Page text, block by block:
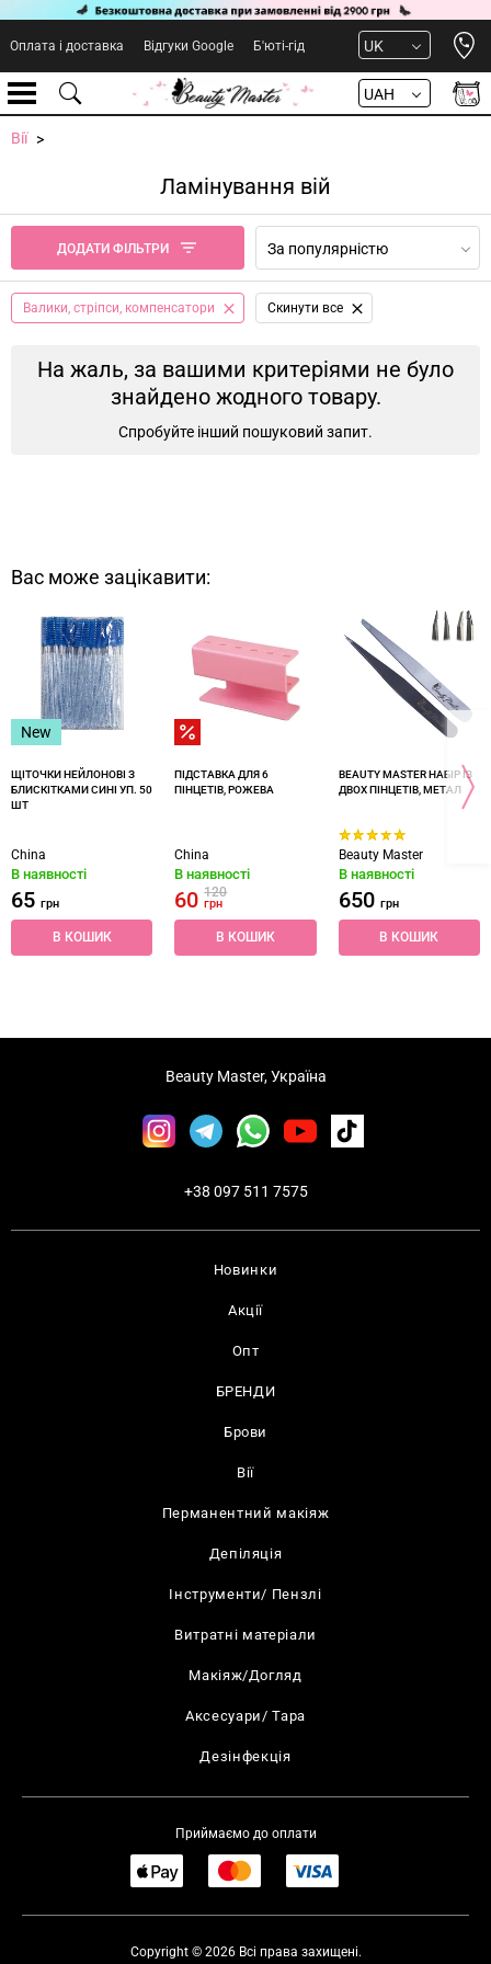
Оплата і доставка Відгуки Google Б'юті-гід UK
UAH
Вії
Ламінування вій
ДОДАТИ ФІЛЬТРИ За популярністю
Валики, стріпси, компенсатори Cкинути все
На жаль, за вашими критеріями не було
знайдено жодного товару.
Спробуйте інший пошуковий запит.
Вас може зацікавити:
New
ЩІТОЧКИ НЕЙЛОНОВІ З
БЛИСКІТКАМИ СИНІ УП. 50
ШТ
China
В наявності
65 грн
В КОШИК
ПІДСТАВКА ДЛЯ 6
ПІНЦЕТІВ, РОЖЕВА
China
В наявності
60120
грн
В КОШИК
BEAUTY MASTER НАБІР ІЗ
ДВОХ ПІНЦЕТІВ, МЕТАЛ
Beauty Master
В наявності
650 грн
В КОШИК
Новинки
Акції
Опт
БРЕНДИ
Брови
Вії
Перманентний макіяж
Депіляція
Інструменти/ Пензлі
Витратні матеріали
Макіяж/Догляд
Аксесуари/ Тара
Дезінфекція
Beauty Master, Україна
+38 097 511 7575
Приймаємо до оплати
Copyright © 2026 Всі права захищені.